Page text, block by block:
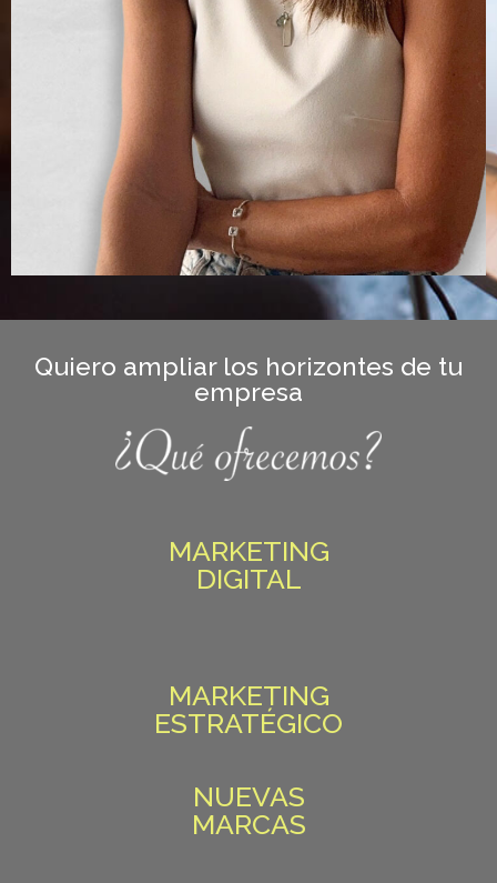
Quiero ampliar los horizontes de tu
empresa
MARKETING
DIGITAL
MARKETING
ESTRATÉGICO
NUEVAS
MARCAS